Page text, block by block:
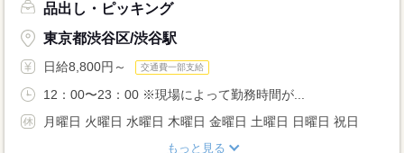
品出し・ピッキング
東京都渋谷区/渋谷駅
日給8,800円～ 交通費一部支給
12：00〜23：00 ※現場によって勤務時間が...
月曜日 火曜日 水曜日 木曜日 金曜日 土曜日 日曜日 祝日
もっと見る